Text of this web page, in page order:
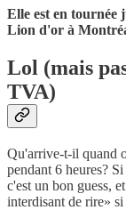
Elle est en tournée
Lion d'or à
Lol (mais
TVA)
Qu'arrive-t-il quand
pendant 6 heures?
c'est un bon guess,
interdisant de rire»